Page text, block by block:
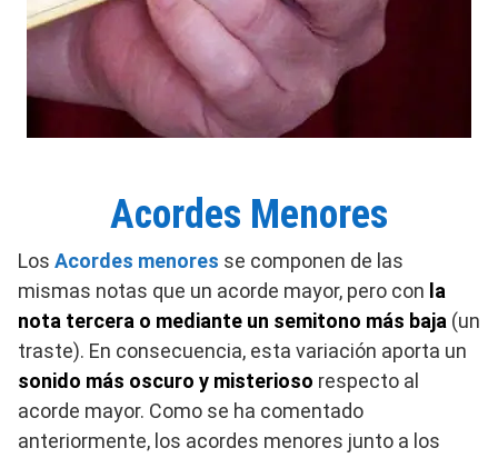
Acordes Menores
Los Acordes menores se componen de las
mismas notas que un acorde mayor, pero con la
nota tercera o mediante un semitono más baja (un
traste). En consecuencia, esta variación aporta un
sonido más oscuro y misterioso respecto al
acorde mayor. Como se ha comentado
anteriormente, los acordes menores junto a los